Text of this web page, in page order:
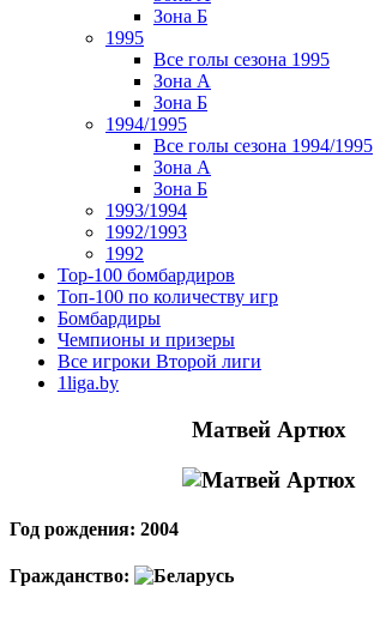
Зона Б
1995
Все голы сезона 1995
Зона А
Зона Б
1994/1995
Все голы сезона 1994/1995
Зона А
Зона Б
1993/1994
1992/1993
1992
Top-100 бомбардиров
Топ-100 по количеству игр
Бомбардиры
Чемпионы и призеры
Все игроки Второй лиги
1liga.by
Матвей Артюх
Год рождения: 2004
Гражданство: